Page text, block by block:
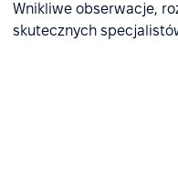
Wnikliwe obserwacje,
skutecznych